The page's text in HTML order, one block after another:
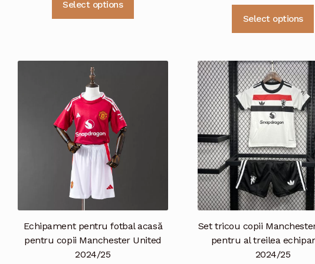
Select options
Select options
Echipament pentru fotbal acasă
pentru copii Manchester United
2024/25
Set tricou copii
pentru al treilea
2024/25